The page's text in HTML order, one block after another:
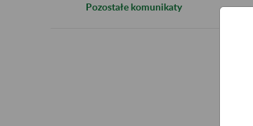
Pozostałe komunikaty